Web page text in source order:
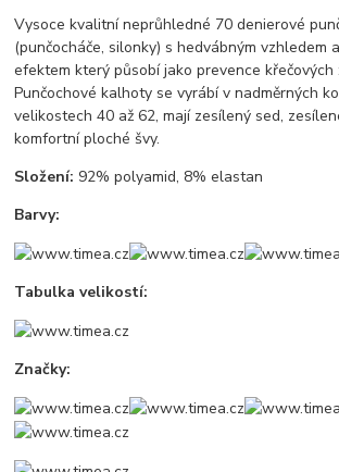
Vysoce kvalitní neprůhledné 70 denierové
(punčocháče, silonky) s hedvábným vzhledem
efektem který působí jako prevence křečových
Punčochové kalhoty se vyrábí v nadměrných
velikostech 40 až 62, mají zesílený sed,
komfortní ploché švy.
Složení: 92% polyamid, 8% elastan
Barvy:
Tabulka velikostí:
Značky: